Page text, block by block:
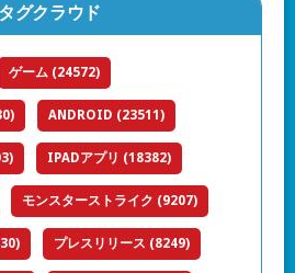
タグクラウド
ゲーム (24572)
ANDROID (23511)
IPADアプリ (18382)
モンスターストライク (9207)
プレスリリース (8249)